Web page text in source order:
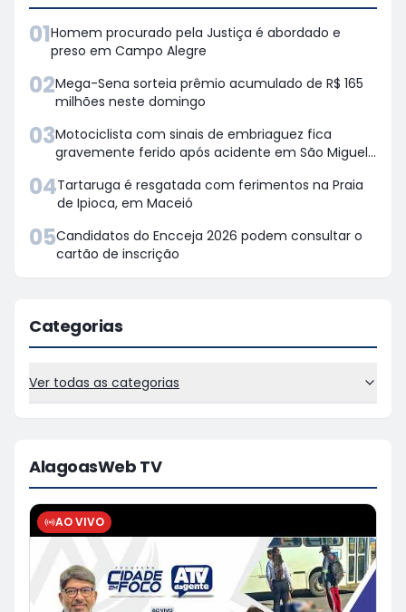
01Homem procurado pela Justiça é abordado e
preso em Campo Alegre
02Mega-Sena sorteia prêmio acumulado de R$ 165
milhões neste domingo
03Motociclista com sinais de embriaguez fica
gravemente ferido após acidente em São Miguel
04Tartaruga é resgatada com ferimentos na Praia
de Ipioca, em Maceió
05Candidatos do Encceja 2026 podem consultar o
cartão de inscrição
Categorias
Ver todas as categorias
AlagoasWeb TV
AO VIVO